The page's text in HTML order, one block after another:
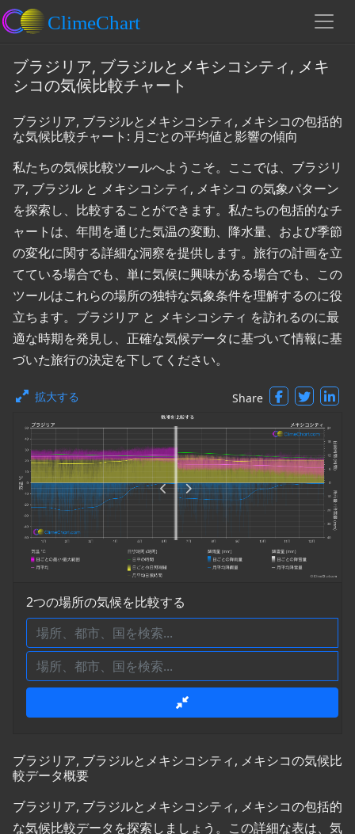
ブラジリア, ブラジルとメキシコシティ, メキ
シコの気候比較チャート
ブラジリア, ブラジルとメキシコシティ, メキシコの包括的
な気候比較チャート: 月ごとの平均値と影響の傾向
私たちの気候比較ツールへようこそ。ここでは、ブラジリ
ア, ブラジル と メキシコシティ, メキシコ の気象パターン
を探索し、比較することができます。私たちの包括的なチ
ャートは、年間を通じた気温の変動、降水量、および季節
の変化に関する詳細な洞察を提供します。旅行の計画を立
てている場合でも、単に気候に興味がある場合でも、この
ツールはこれらの場所の独特な気象条件を理解するのに役
立ちます。ブラジリア と メキシコシティ を訪れるのに最
適な時期を発見し、正確な気候データに基づいて情報に基
づいた旅行の決定を下してください。
拡大する Share
2つの場所の気候を比較する
ブラジリア, ブラジルとメキシコシティ, メキシコの気候比
較データ概要
ブラジリア, ブラジルとメキシコシティ, メキシコの包括的
な気候比較データを探索しましょう。この詳細な表は、気